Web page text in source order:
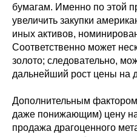
бумагам. Именно по этой
увеличить закупки
иных активов,
Соответственно может
золото; следовательно,
дальнейший рост цены на
Дополнительным
даже понижающим) цену на
продажа драгоценного